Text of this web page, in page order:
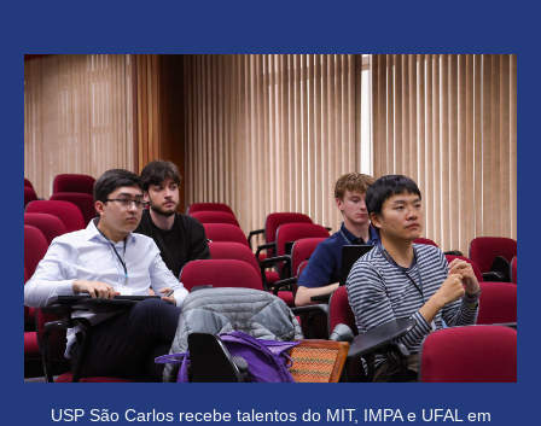
USP São Carlos recebe talentos do MIT, IMPA e UFAL em